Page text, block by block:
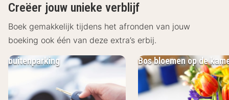
zoals de Doornpanne zoals Doornpanne. Maak hier een
prachtige wandeling en bekijk de shetlandpony’s die in
dit gebied grazen. De Noordzee aan de Belgische kust
is ideaal voor kitesurfers en andere watersporters.
Bezoek in Koksijde en zijn deelgemeenten interessante
musea zoals het Nationaal Visserijmuseum,
ambachtsmuseum ’t Krekelhof en het Museum voor
Creëer jouw unieke verblijf
Boek gemakkelijk tijdens het afronden van jouw
boeking ook één van deze extra’s erbij.
Bos bloemen op de
buitenparking